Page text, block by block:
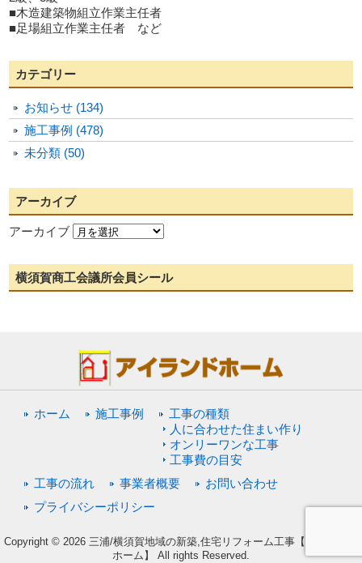
■木造建築物組立作業主任者
■足場組立作業主任者 など
カテゴリー
お知らせ (134)
施工事例 (478)
未分類 (50)
アーカイブ
アーカイブ
横須賀商工会議所会員シール
ホーム 施工事例
工事の種類
人に合わせた住まい作り
オンリーワンな工事
工事費の目安
工事の流れ
事業者概要
お問い合わせ
プライバシーポリシー
Copyright © 2026 三浦/横須賀地域の新築,住宅リフォーム工事【アイランド
ホーム】 All rights Reserved.